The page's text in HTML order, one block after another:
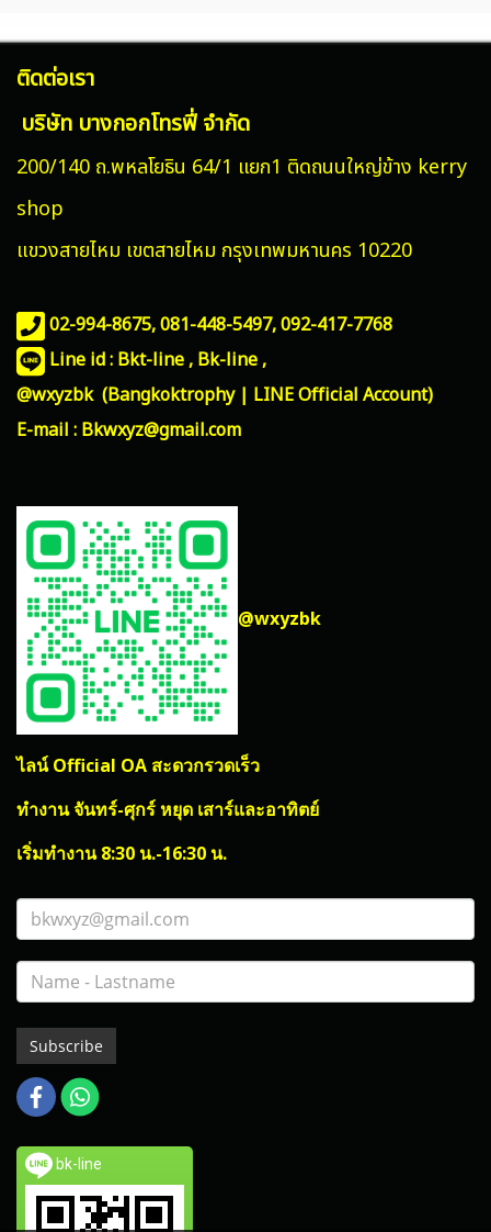
ติดต่อเรา
บริษัท บางกอกโทรฟี่ จำกัด
200/140 ถ.พหลโยธิน 64/1 แยก1 ติดถนนใหญ่ข้าง kerry
shop
แขวงสายไหม เขตสายไหม กรุงเทพมหานคร 10220
02-994-8675, 081-448-5497,092-417-7768
Line id : Bkt-line , Bk-line ,
@wxyzbk (Bangkoktrophy | LINE Official Account)
E-mail : Bkwxyz@gmail.com
@wxyzbk
ไลน์ Official OA สะดวกรวดเร็ว
ทำงาน จันทร์-ศุกร์ หยุด เสาร์และอาทิตย์
เริ่มทำงาน 8:30 น.-16:30 น.
Subscribe
bk-line